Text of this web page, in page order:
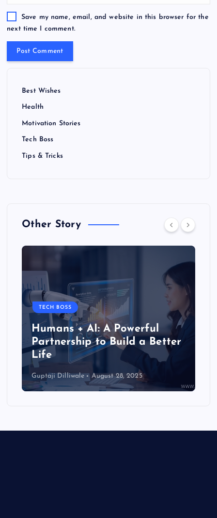
Save my name, email, and website in this browser for the
next time I comment.
Best Wishes
Health
Motivation Stories
Tech Boss
Tips & Tricks
Other Story
TECH BOSS
Humans + AI: A Powerful
Partnership to Build a Better
Life
Guptaji Dilliwale August 28, 2025